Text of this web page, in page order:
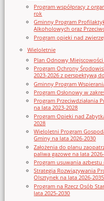
Program współpracy z
rok
Gminny Program
Alkoholowych oraz
Program opieki nad
Wieloletnie
Plan Odnowy
Program Ochrony
2023-2026 z perspektywą
Gminny Program
Program Osłonowy w
Program Przeciwdziałania
na lata 2023-2028
Program Opieki nad
2028
Wieloletni Program
Gminy na lata 2026-2030
Założenia do planu
paliwa gazowe na lata
Program usuwania azbestu
Strategia Rozwiązywania
Olsztynek na lata 2026-2035
Program na Rzecz Osób
lata 2025-2030